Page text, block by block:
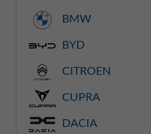
BMW
BYD
CITROEN
CUPRA
DACIA